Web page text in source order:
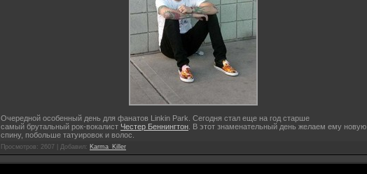
Очередной особенный день для фанатов Linkin Park. Сегодня стал еще на год старше
самый брутальный рок-вокалист Честер Беннингтон . В этот знаменательный день желаем ему новую
спину, побольше татуировок и волос.
Просмотров : 2607 | Добавил: Karma_Killer